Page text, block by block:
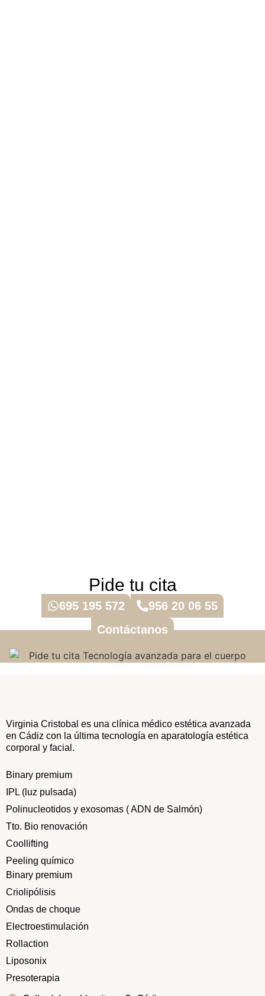
Pide tu cita
695 195 572
956 20 06 55
Contáctanos
Virginia Cristobal es una clínica médico estética avanzada
en Cádiz con la última tecnología en aparatología estética
corporal y facial.
Binary premium
IPL (luz pulsada)
Polinucleotidos y exosomas ( ADN de Salmón)
Tto. Bio renovación
Coollifting
Peeling químico
Binary premium
Criolipólisis
Ondas de choque
Electroestimulación
Rollaction
Liposonix
Presoterapia